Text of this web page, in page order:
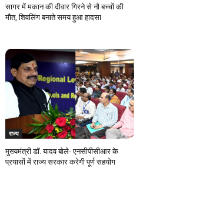
सागर में मकान की दीवार गिरने से नौ बच्चों की
मौत, शिवलिंग बनाते समय हुआ हादसा
राज्य
मुख्यमंत्री डॉ. यादव बोले- एनसीपीसीआर के
प्रयासों में राज्य सरकार करेगी पूर्ण सहयोग